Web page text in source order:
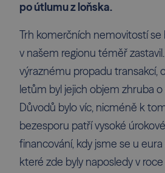
po útlumu z loňska.
Trh komerčních nemovitostí
v našem regionu téměř
výraznému propadu transakcí,
letům byl jejich objem zhruba
Důvodů bylo víc, nicméně k
bezesporu patří vysoké
financování, kdy jsme se u
které zde byly naposledy v